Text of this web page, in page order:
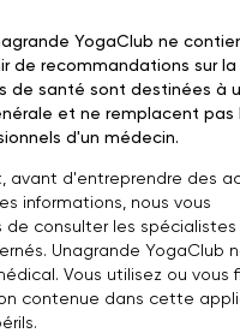
YogaClub ne
de recommandations sur la
de santé sont destinées à
et ne remplacent pas
d'un médecin.
avant d'entreprendre des
informations, nous vous
de consulter les spécialistes
Unagrande YogaClub
Vous utilisez ou vous
contenue dans cette